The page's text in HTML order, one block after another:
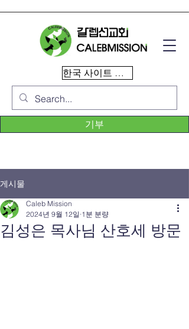
한국 사이트 이동
기부
게시물
김성은 목사님 산호세 방문
Caleb Mission
2024년 9월 12일 1분 분량